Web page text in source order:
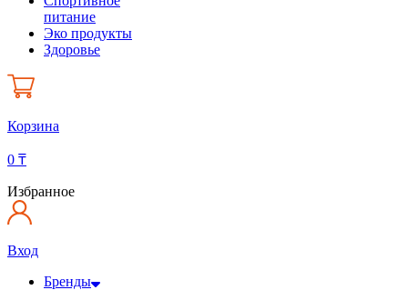
питание
Эко продукты
Здоровье
Корзина
0 ₸
Избранное
Вход
Бренды